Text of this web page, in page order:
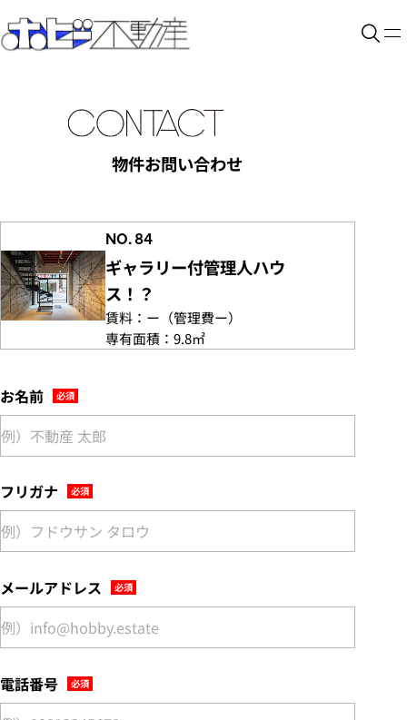
物件お問い合わせ
NO. 84
ギャラリー付管理人ハウ
ス！？
賃料： ー （管理費ー）
専有面積： 9.8㎡
お名前
フリガナ
メールアドレス
電話番号